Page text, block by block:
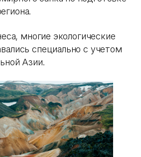
многие экологические
специально с учетом
Азии.